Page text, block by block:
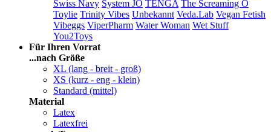
Swiss Navy System JO TENGA The Screaming O
Toylie Trinity Vibes Unbekannt Veda.Lab Vegan Fetish
Vibeggs ViperPharm Water Woman Wet Stuff
You2Toys
Für Ihren Vorrat
...nach Größe
XL (lang - breit - groß)
XS (kurz - eng - klein)
Standard (mittel)
Material
Latex
Latexfrei